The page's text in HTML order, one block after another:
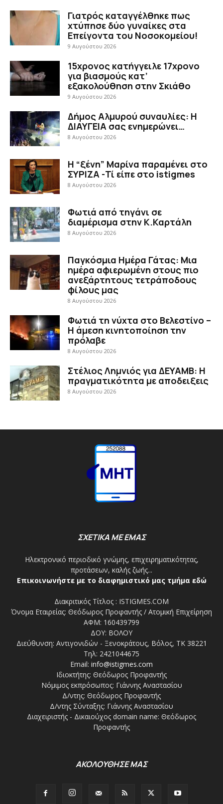
Γιατρός καταγγέλθηκε πως
χτύπησε δύο γυναίκες στα
Επείγοντα του Νοσοκομείου!
9 Αυγούστου 2026
15χρονος κατήγγειλε 17χρονο
για βιασμούς κατ’
εξακολούθηση στην Σκιάθο
9 Αυγούστου 2026
Δήμος Αλμυρού συναυλίες: Η
ΔΙΑΥΓΕΙΑ σας ενημερώνει…
8 Αυγούστου 2026
Η “ξένη” Μαρίνα παραμένει στο
ΣΥΡΙΖΑ -Τί είπε στο istigmes
8 Αυγούστου 2026
Φωτιά από τηγάνι σε
διαμέρισμα στην Κ.Καρτάλη
8 Αυγούστου 2026
Παγκόσμια Ημέρα Γάτας: Μια
ημέρα αφιερωμένη στους πιο
ανεξάρτητους τετράποδους
φίλους μας
8 Αυγούστου 2026
Φωτιά τη νύχτα στο Βελεστίνο –
Η άμεση κινητοποίηση την
πρόλαβε
8 Αυγούστου 2026
Στέλιος Λημνιός για ΔΕΥΑΜΒ: Η
πραγματικότητα με αποδειξεις
8 Αυγούστου 2026
ΣΧΕΤΙΚΑ ΜΕ ΕΜΑΣ
Ηλεκτρονικό περιοδικό γνώμης, επιχειρηματικότητας,
προτάσεων, καλής ζωής...
Επικοινωνήστε με το διαφημιστικό μας τμήμα εδώ
Διακριτικός Τίτλος : ISTIGMES.COM
Όνομα Εταιρείας: Θεόδωρος Προφαντής / Ατομική Επιχείρηση
ΑΦΜ: 160439799
ΔΟΥ: ΒΟΛΟΥ
Διεύθυνση: Αντιγονιδών - Ξενοκράτους, Βόλος, ΤΚ 38221
Τηλ: 2421044675
Email: info@istigmes.com
Ιδιοκτήτης: Θεόδωρος Προφαντής
Νόμιμος εκπρόσωπος: Γιάννης Αναστασίου
Δ/ντης: Θεόδωρος Προφαντής
Δ/ντης Σύνταξης: Γιάννης Αναστασίου
Διαχειριστής - Δικαιούχος domain name: Θεόδωρος
Προφαντής
ΑΚΟΛΟΥΘΗΣΕ ΜΑΣ